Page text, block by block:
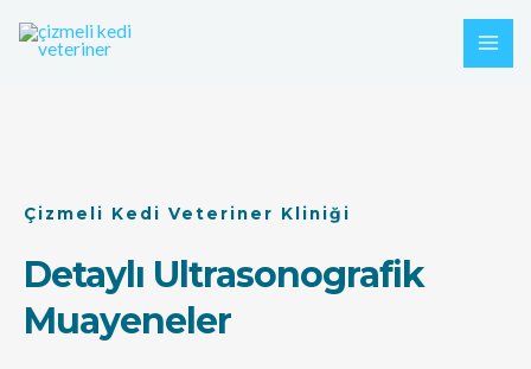
atla
Çizmeli Kedi Veteriner Kliniği
Detaylı Ultrasonografik
Muayeneler